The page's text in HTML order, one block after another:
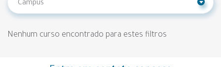
Nenhum curso encontrado para estes filtros